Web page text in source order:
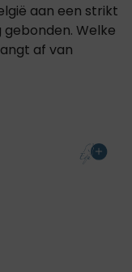
aan een strikt
Welke
af van